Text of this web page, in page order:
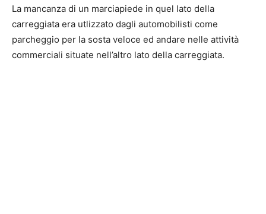
La mancanza di un marciapiede in quel lato della
carreggiata era utlizzato dagli automobilisti come
parcheggio per la sosta veloce ed andare nelle attività
commerciali situate nell’altro lato della carreggiata.